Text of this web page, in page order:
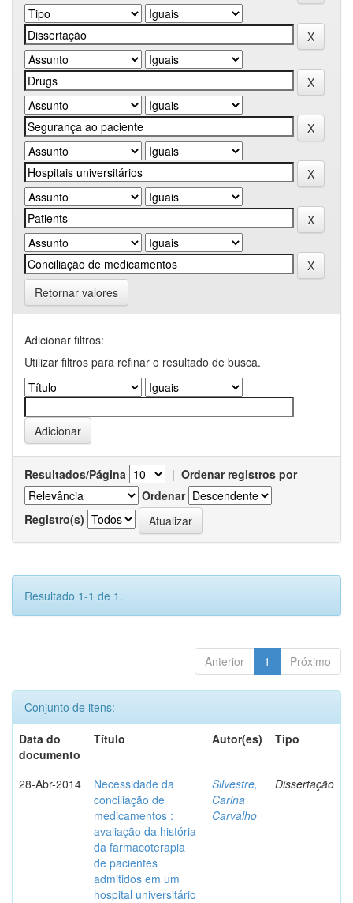
Retornar valores
Adicionar filtros:
Utilizar filtros para refinar o resultado de busca.
Resultados/Página | Ordenar registros por
Ordenar
Registro(s)
Resultado 1-1 de 1.
Anterior 1 Próximo
Conjunto de itens:
Data do
documento
Título Autor(es) Tipo
28-Abr-2014
Necessidade da
conciliação de
medicamentos :
avaliação da história
da farmacoterapia
de pacientes
admitidos em um
hospital universitário
Silvestre,
Carina
Carvalho
Dissertação